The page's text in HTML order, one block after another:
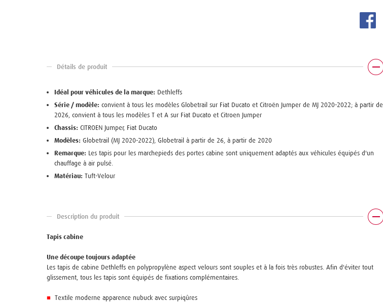
Détails de produit
Idéal pour véhicules de la marque: Dethleffs
Série / modèle: convient à tous les modèles Globetrail sur Fiat Ducato et Citroën Jumper de MJ 2020-2022; à partir de
2026, convient à tous les modèles T et A sur Fiat Ducato et Citroen Jumper
Chassis: CITROEN Jumper, Fiat Ducato
Modèles: Globetrail (MJ 2020-2022), Globetrail à partir de 26, à partir de 2020
Remarque: Les tapis pour les marchepieds des portes cabine sont uniquement adaptés aux véhicules équipés d'un
chauffage à air pulsé.
Matériau: Tuft-Velour
Description du produit
Tapis cabine
Une découpe toujours adaptée
Les tapis de cabine Dethleffs en polypropylène aspect velours sont souples et à la fois très robustes. Afin d'éviter tout
glissement, tous les tapis sont équipés de fixations complémentaires.
■ Textile moderne apparence nubuck avec surpiqûres